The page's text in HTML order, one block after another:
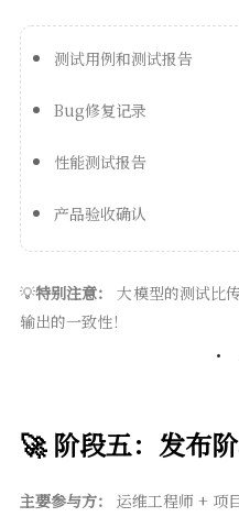
测试用例和测试报告
Bug修复记录
性能测试报告
产品验收确认
💡特别注意：
大模型的测试比
输出的一致性！
🚀 阶段五：发布
主要参与方： 运维工程师 + 项